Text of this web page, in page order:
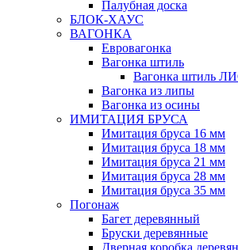
Палубная доска
БЛОК-ХАУС
ВАГОНКА
Евровагонка
Вагонка штиль
Вагонка штиль
Вагонка из липы
Вагонка из осины
ИМИТАЦИЯ БРУСА
Имитация бруса 16 мм
Имитация бруса 18 мм
Имитация бруса 21 мм
Имитация бруса 28 мм
Имитация бруса 35 мм
Погонаж
Багет деревянный
Бруски деревянные
Дверная коробка